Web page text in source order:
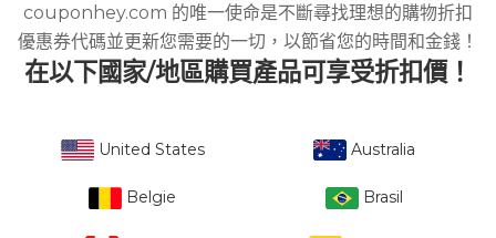
couponhey.com 的唯一使命是不斷尋找理想的購物折扣
優惠券代碼並更新您需要的一切，以節省您的時間和金錢！
在以下國家/地區購買產品可享受折扣價！
United States Australia
Belgie Brasil